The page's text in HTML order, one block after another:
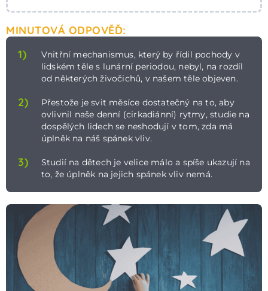
MINUTOVÁ ODPOVĚĎ:
1)
Vnitřní mechanismus, který by řídil pochody v
lidském těle s lunární periodou, nebyl, na rozdíl
od některých živočichů, v našem těle objeven.
2)
Přestože je svit měsíce dostatečný na to, aby
ovlivnil naše denní (cirkadiánní) rytmy, studie na
dospělých lidech se neshodují v tom, zda má
úplněk na náš spánek vliv.
3)
Studií na dětech je velice málo a spíše ukazují na
to, že úplněk na jejich spánek vliv nemá.